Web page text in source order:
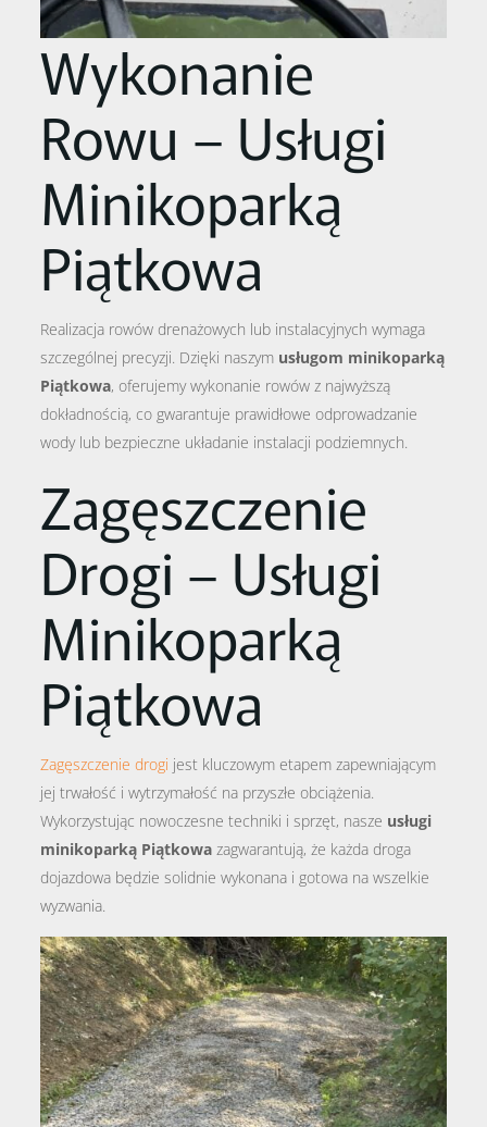
Wykonanie
Rowu – Usługi
Minikoparką
Piątkowa
Realizacja rowów drenażowych lub instalacyjnych wymaga
szczególnej precyzji. Dzięki naszym usługom minikoparką
Piątkowa, oferujemy wykonanie rowów z najwyższą
dokładnością, co gwarantuje prawidłowe odprowadzanie
wody lub bezpieczne układanie instalacji podziemnych.
Zagęszczenie
Drogi – Usługi
Minikoparką
Piątkowa
Zagęszczenie drogi jest kluczowym etapem zapewniającym
jej trwałość i wytrzymałość na przyszłe obciążenia.
Wykorzystując nowoczesne techniki i sprzęt, nasze usługi
minikoparką Piątkowazagwarantują, że każda droga
dojazdowa będzie solidnie wykonana i gotowa na wszelkie
wyzwania.